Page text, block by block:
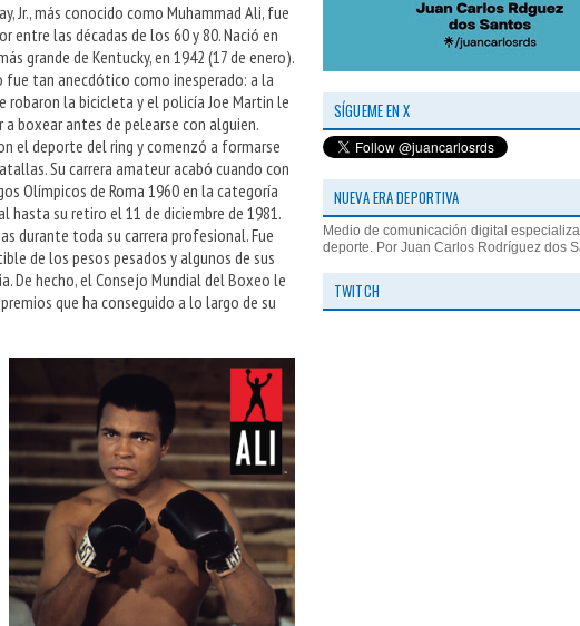
Jr., más conocido como Muhammad Ali, fue
entre las décadas de los 60 y 80. Nació en
grande de Kentucky, en 1942 (17 de enero).
fue tan anecdótico como inesperado: a la
robaron la bicicleta y el policía Joe Martin le
a boxear antes de pelearse con alguien.
el deporte del ring y comenzó a formarse
Su carrera amateur acabó cuando con
Olímpicos de Roma 1960 en la categoría
hasta su retiro el 11 de diciembre de 1981.
durante toda su carrera profesional. Fue
de los pesos pesados y algunos de sus
De hecho, el Consejo Mundial del Boxeo le
que ha conseguido a lo largo de su
SÍGUEME EN X
NUEVA ERA DEPORTIVA
Medio de comunicación digital
deporte. Por Juan Carlos Rodríguez dos
TWITCH